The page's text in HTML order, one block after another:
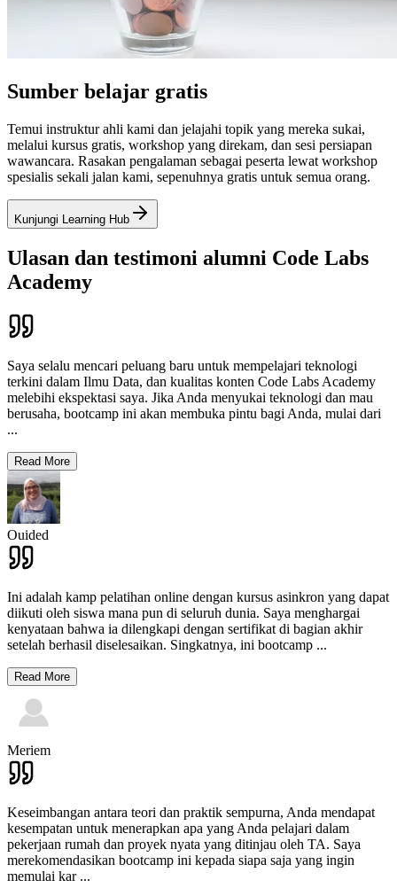
Sumber belajar gratis
Temui instruktur ahli kami dan jelajahi topik yang mereka sukai,
melalui kursus gratis, workshop yang direkam, dan sesi persiapan
wawancara. Rasakan pengalaman sebagai peserta lewat workshop
spesialis sekali jalan kami, sepenuhnya gratis untuk semua orang.
Kunjungi Learning Hub
Ulasan dan testimoni alumni Code Labs
Academy
Saya selalu mencari peluang baru untuk mempelajari teknologi
terkini dalam Ilmu Data, dan kualitas konten Code Labs Academy
melebihi ekspektasi saya. Jika Anda menyukai teknologi dan mau
berusaha, bootcamp ini akan membuka pintu bagi Anda, mulai dari
...
Read More
Ouided
Ini adalah kamp pelatihan online dengan kursus asinkron yang dapat
diikuti oleh siswa mana pun di seluruh dunia. Saya menghargai
kenyataan bahwa ia dilengkapi dengan sertifikat di bagian akhir
setelah berhasil diselesaikan. Singkatnya, ini bootcamp ...
Read More
Meriem
Keseimbangan antara teori dan praktik sempurna, Anda mendapat
kesempatan untuk menerapkan apa yang Anda pelajari dalam
pekerjaan rumah dan proyek nyata yang ditinjau oleh TA. Saya
merekomendasikan bootcamp ini kepada siapa saja yang ingin
memulai kar...